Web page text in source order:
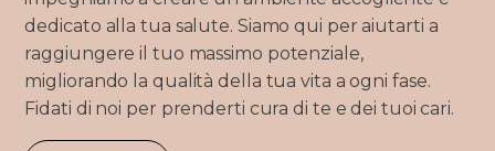
dedicato alla tua salute. Siamo qui per aiutarti a
raggiungere il tuo massimo potenziale,
migliorando la qualità della tua vita a ogni fase.
Fidati di noi per prenderti cura di te e dei tuoi cari.